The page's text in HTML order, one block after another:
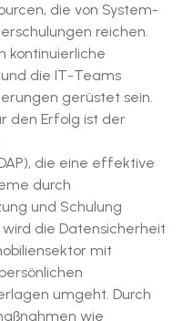
die von System-
reichen.
kontinuierliche
die IT-Teams
gerüstet sein.
den Erfolg ist der
die eine effektive
durch
und Schulung
die Datensicherheit
mit
umgeht. Durch
wie